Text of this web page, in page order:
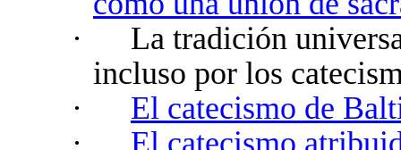
·
La tradición
incluso por los
·
El catecismo de
·
El catecismo